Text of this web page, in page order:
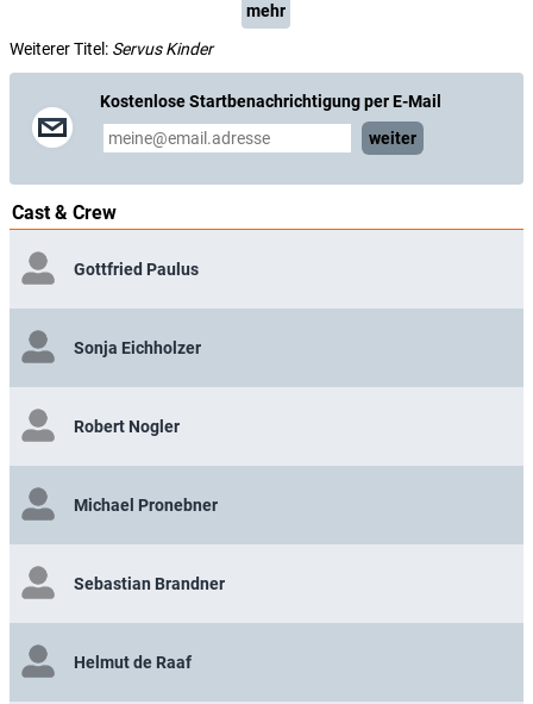
mehr
Weiterer Titel: Servus Kinder
Kostenlose Startbenachrichtigung per E-Mail
weiter
Cast & Crew
Gottfried Paulus
Sonja Eichholzer
Robert Nogler
Michael Pronebner
Sebastian Brandner
Helmut de Raaf